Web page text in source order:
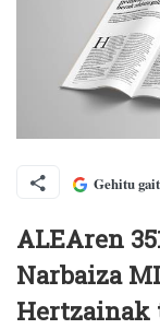
Gehitu
ALEAren
Narbaiza
Hertzainak